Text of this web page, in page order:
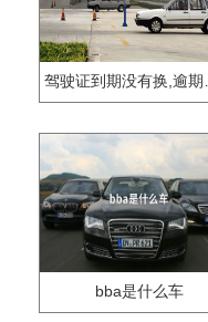
驾驶
bba是什么车